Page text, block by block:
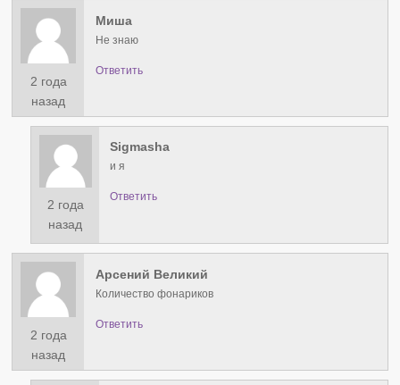
2 года
назад
Миша
Не знаю
Ответить
2 года
назад
Sigmasha
и я
Ответить
2 года
назад
Арсений Великий
Количество фонариков
Ответить